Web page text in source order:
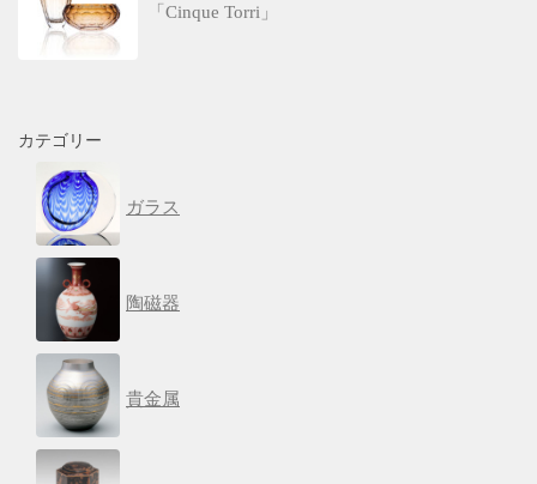
「Cinque Torri」
カテゴリー
ガラス
陶磁器
貴金属